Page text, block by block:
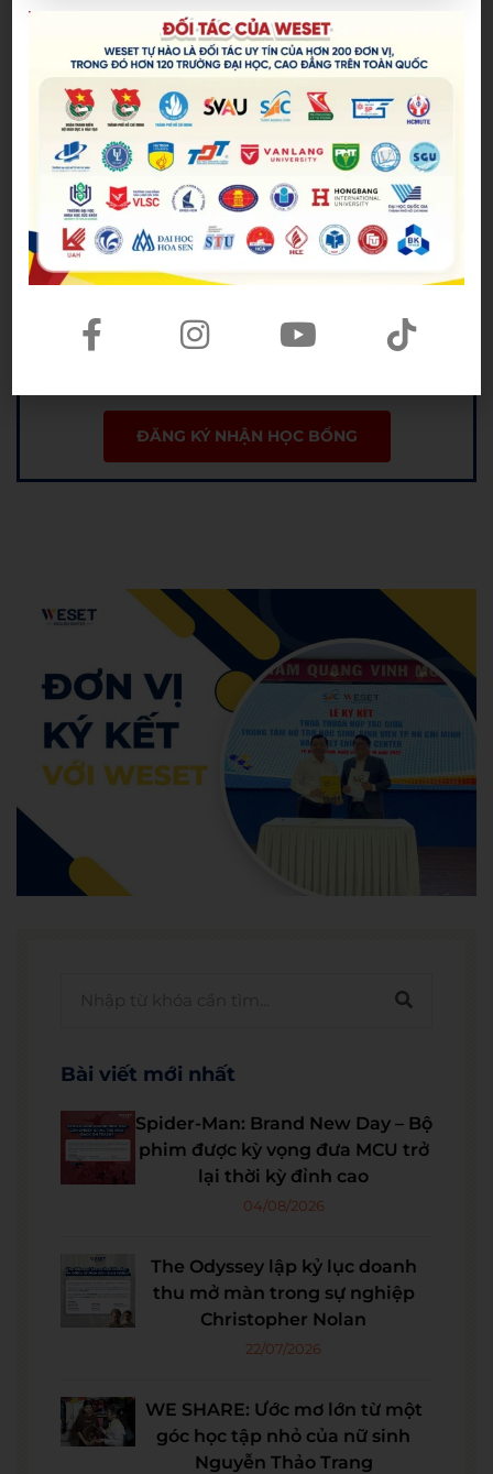
✅ Đội ngũ giáo viên có điểm IELTS trung bình từ
8.0+, có chứng chỉ sư phạm/ TESOL/ CELTA
ĐĂNG KÝ NHẬN HỌC BỔNG
Bài viết mới nhất
Spider-Man: Brand New Day – Bộ
phim được kỳ vọng đưa MCU trở
lại thời kỳ đỉnh cao
04/08/2026
The Odyssey lập kỷ lục doanh
thu mở màn trong sự nghiệp
Christopher Nolan
22/07/2026
WE SHARE: Ước mơ lớn từ một
góc học tập nhỏ của nữ sinh
Nguyễn Thảo Trang